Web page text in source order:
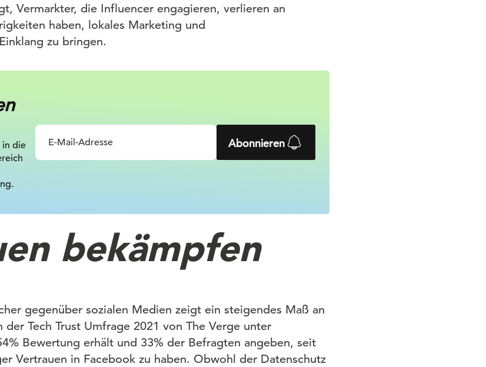
Vermarkter, die Influencer engagieren, verlieren an
haben, lokales Marketing und
zu bringen.
in die
Abonnieren
bekämpfen
gegenüber sozialen Medien zeigt ein steigendes Maß an
Tech Trust Umfrage 2021 von The Verge unter
Bewertung erhält und 33% der Befragten angeben, seit
Vertrauen in Facebook zu haben. Obwohl der Datenschutz